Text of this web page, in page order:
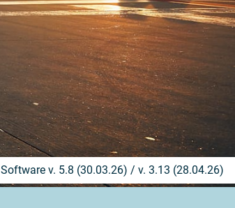
Software v. 5.8 (30.03.26) / v. 3.13 (28.04.26)